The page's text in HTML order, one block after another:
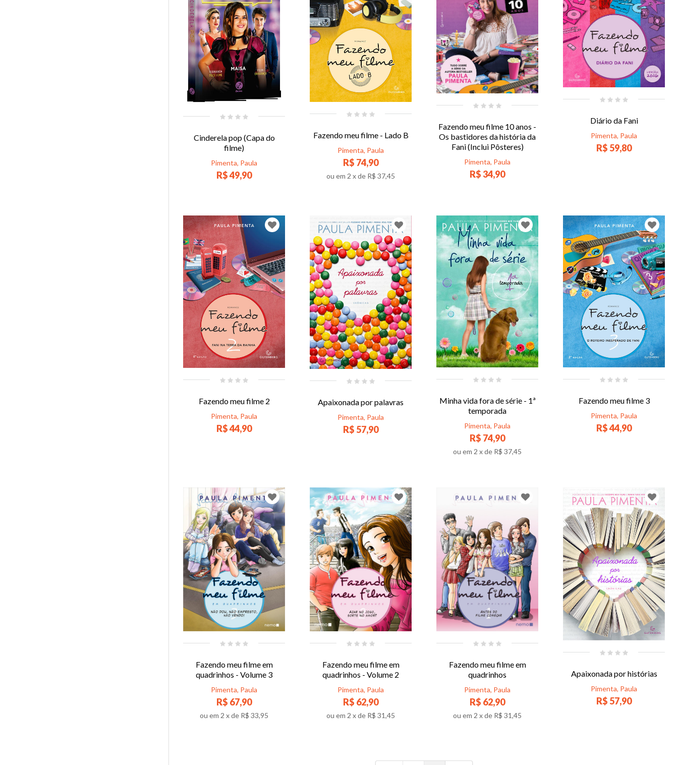
Cinderela pop (Capa do
filme)
Pimenta, Paula
R$ 49,90
Fazendo meu filme - Lado B
Pimenta, Paula
R$ 74,90
ou em 2 x de R$ 37,45
Fazendo meu filme 10 anos -
Os bastidores da história da
Fani (Inclui Pôsteres)
Pimenta, Paula
R$ 34,90
Diário da Fani
Pimenta, Paula
R$ 59,80
Fazendo meu filme 2
Pimenta, Paula
R$ 44,90
Apaixonada por palavras
Pimenta, Paula
R$ 57,90
Minha vida fora de série - 1ª
temporada
Pimenta, Paula
R$ 74,90
ou em 2 x de R$ 37,45
Fazendo meu filme 3
Pimenta, Paula
R$ 44,90
Fazendo meu filme em
quadrinhos - Volume 3
Pimenta, Paula
R$ 67,90
ou em 2 x de R$ 33,95
Fazendo meu filme em
quadrinhos - Volume 2
Pimenta, Paula
R$ 62,90
ou em 2 x de R$ 31,45
Fazendo meu filme em
quadrinhos
Pimenta, Paula
R$ 62,90
ou em 2 x de R$ 31,45
Apaixonada por histórias
Pimenta, Paula
R$ 57,90